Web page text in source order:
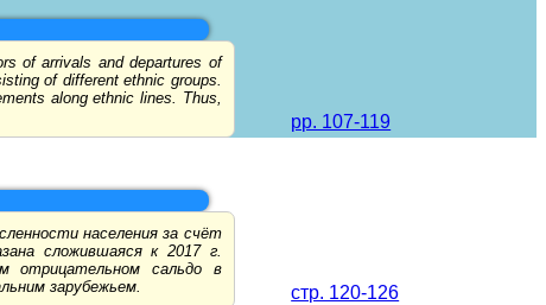
of arrivals and departures of
of different ethnic groups.
along ethnic lines. Thus,
pp. 107-119
населения за счёт
сложившаяся к 2017 г.
отрицательном сальдо в
зарубежьем.
стр. 120-126